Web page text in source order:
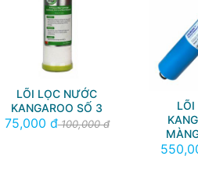
LÕI LỌC NƯỚC
KANGAROO SỐ 3
75,000 đ100,000 đ
LÕI